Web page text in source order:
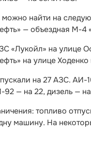
найти на
— объездная М-4
«Лукойл» на улице
на улице
на 27 АЗС.
92 — на 22, дизель —
топливо
машину. На